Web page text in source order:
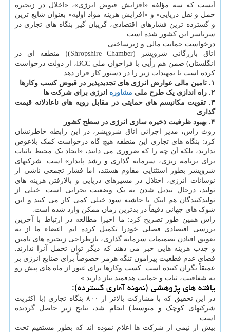
آنست که سه مؤلفه «افزایش قبوض انرژی»، «اخلال در زنجیره
حمل و نقل دریایی» و «افزایش هزینه مواد اولیه» بعنوان شایع ترین
و گسترده ترین فشارهای اقتصادی، گریبان گیر بنگاه های تجاری در
سرتاسر این کشور شده است.
درخواست حمایت مالی و زیرساختی:
اتاق بازرگانی شروپشر (Shropshire Chamber)( منطقه ای در
انگلستان) ضمن هم رأیی با فراخوان ملی BCC، از دولت درخواست
کرده است تا تمهیدات زیر را در دستور کار قرار دهد:
۱. تامین مالی عوارض انرژی های تجدیدپذیر در قبوض کسب وکارها
۲. راه اندازی یک طرح ملی
مشاوره انرژی برای شرکت ها
۳. تقویت مکانیسم های حمایتی در مقابل رویه های ناعادلانه قیمت
گذاری
۴. بهبود ظرفیت ذخیره سازی انرژی در سطح کشور
روث راس، مدیر اجرائی اتاق شروپشر، در این رابطه خاطرنشان
کرد: بنگاه های تجاری این منطقه هیچ گاه درخواست کمک بلاعوض
ندارند، بلکه آن چه را که ضروری می دانند، «ایجاد یک محیط باثبات
برای برنامه ریزی، سرمایه گذاری و رشد پایدار» است. شرکتهای
شروپشر بطور استثنایی مقاوم هستند، اما فشار تجمعی ناشی از
نوسانات انرژی، اختلال در مسیرهای دریایی و بالارفتن هزینه های
تولید، درحال تبدیل شدن به یک وضعیت بحرانی است. خیلی از
تولیدکنندگان هم اینک با حاشیه سود خیلی کمی کار می کنند و این
شوک های جهانی دقیقاً در بدترین زمان ممکن وارد شده است.
راس همین طور تصریح کرد: ما اخیرا مطالعه در ارتباط با آخرین
بررسی اقتصادی فصلی خودرا تکمیل کرده ایم. اعضاء ما از به
تعویق افتادن تصمیمات سرمایه گذاری، بازطراحی زنجیره های تامین
و جذب هزینه هایی خبر می دهند که دیگر توان تحمل آنرا ندارند.
فضای عدم قطعیت پیرامون تنگه هرمز خصوصاً برای صنایع انرژی بر
عمیقاً نگران کننده است. کسب وکارها برای عبور از ماه های پیش رو
به شفافیت، ثبات و حمایت هدفمند نیاز دارند.»
یافته های پژوهشی (نمونه آماری گسترده):
در این تحقیق که با مشارکت بالاتر از ۸۰۰ بنگاه تجاری (با اکثریت
شرکتهای کوچک و متوسط) انجام شد، نتایج زیر حاصل گردیده
است:
بیش از نیمی از شرکت ها اعلام نموده اند که بطور مستقیم تحت